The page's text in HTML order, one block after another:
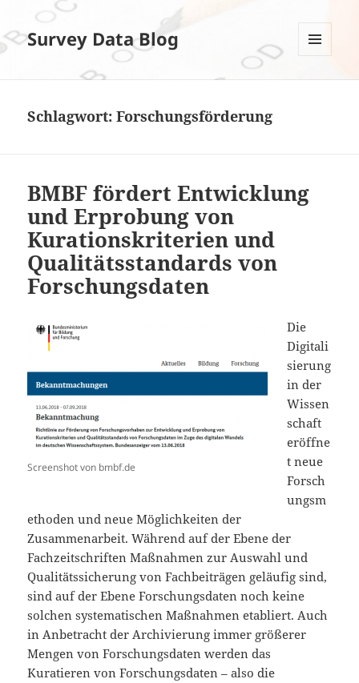
Survey Data Blog
Schlagwort:Forschungsförderung
BMBF fördert Entwicklung
und Erprobung von
Kurationskriterien und
Qualitätsstandards von
Forschungsdaten
Screenshot von bmbf.de
Die
Digitali
sierung
in der
Wissen
schaft
eröffne
t neue
Forsch
ungsm
ethoden und neue Möglichkeiten der
Zusammenarbeit. Während auf der Ebene der
Fachzeitschriften Maßnahmen zur Auswahl und
Qualitätssicherung von Fachbeiträgen geläufig sind,
sind auf der Ebene Forschungsdaten noch keine
solchen systematischen Maßnahmen etabliert. Auch
in Anbetracht der Archivierung immer größerer
Mengen von Forschungsdaten werden das
Kuratieren von Forschungsdaten – also die